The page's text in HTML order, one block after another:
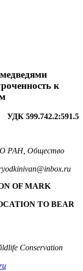
к
УДК 599.742.2:591.5
РАН, Общество
OF MARK
TO BEAR
Conservation